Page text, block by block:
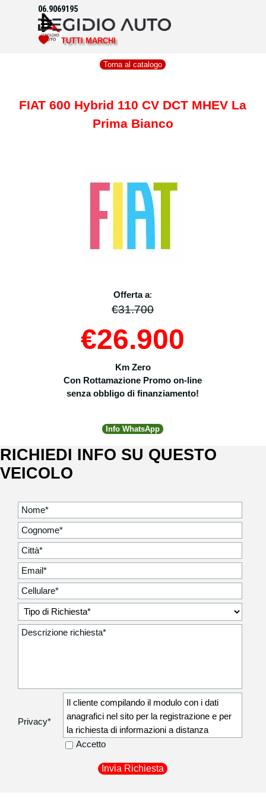
Vai ai contenuti
Salta menù
06.9069195
TUTTI MARCHI
Torna al catalogo
FIAT 600 Hybrid 110 CV DCT MHEV La
Prima Bianco
Offerta a:
€31.700
€26.900
Km Zero
Con Rottamazione Promoon-line
senza obbligo di finanziamento!
Info WhatsApp
RICHIEDI INFO SU QUESTO
VEICOLO
Privacy*
Il cliente compilando il modulo con i dati
anagrafici nel sito per la registrazione e per
la richiesta di informazioni a distanza
autorizza la Degidio Auto srl a comunicare i
recapito telefonico) ai corrieri di fiducia
Accetto